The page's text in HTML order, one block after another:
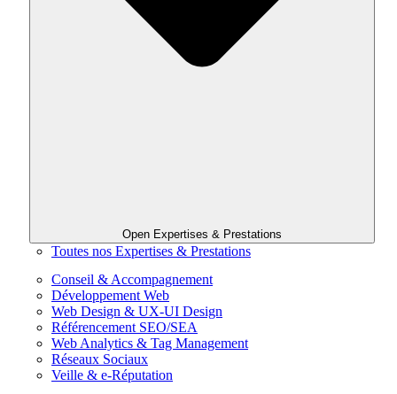
Open Expertises & Prestations
Toutes nos Expertises & Prestations
Conseil & Accompagnement
Développement Web
Web Design & UX-UI Design
Référencement SEO/SEA
Web Analytics & Tag Management
Réseaux Sociaux
Veille & e-Réputation